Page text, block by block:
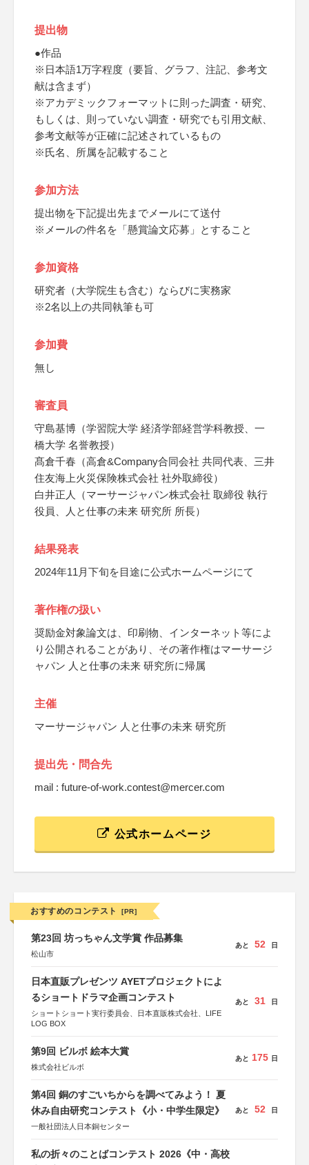
提出物
●作品
※日本語1万字程度（要旨、グラフ、注記、参考文
献は含まず）
※アカデミックフォーマットに則った調査・研究、
もしくは、則っていない調査・研究でも引用文献、
参考文献等が正確に記述されているもの
※氏名、所属を記載すること
参加方法
提出物を下記提出先までメールにて送付
※メールの件名を「懸賞論文応募」とすること
参加資格
研究者（大学院生も含む）ならびに実務家
※2名以上の共同執筆も可
参加費
無し
審査員
守島基博（学習院大学 経済学部経営学科教授、一
橋大学 名誉教授）
髙倉千春（高倉&Company合同会社 共同代表、三井
住友海上火災保険株式会社 社外取締役）
白井正人（マーサージャパン株式会社 取締役 執行
役員、人と仕事の未来 研究所 所長）
結果発表
2024年11月下旬を目途に公式ホームページにて
著作権の扱い
奨励金対象論文は、印刷物、インターネット等によ
り公開されることがあり、その著作権はマーサージ
ャパン 人と仕事の未来 研究所に帰属
主催
マーサージャパン 人と仕事の未来 研究所
提出先・問合先
mail : future-of-work.contest@mercer.com
公式ホームページ
おすすめのコンテスト [PR]
第23回 坊っちゃん文学賞 作品募集
松山市
あと 52 日
日本直販プレゼンツ AYETプロジェクトによ
るショートドラマ企画コンテスト
ショートショート実行委員会、日本直販株式会社、LIFE
LOG BOX
あと 31 日
第9回 ビルボ 絵本大賞
株式会社ビルボ
あと 175 日
第4回 銅のすごいちからを調べてみよう！ 夏
休み自由研究コンテスト《小・中学生限定》
一般社団法人日本銅センター
あと 52 日
私の折々のことばコンテスト 2026《中・高校